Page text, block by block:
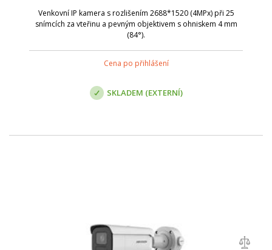
Venkovní IP kamera s rozlišením 2688*1520 (4MPx) při 25
snímcích za vteřinu a pevným objektivem s ohniskem 4 mm
(84°).
Cena po přihlášení
SKLADEM (EXTERNÍ)